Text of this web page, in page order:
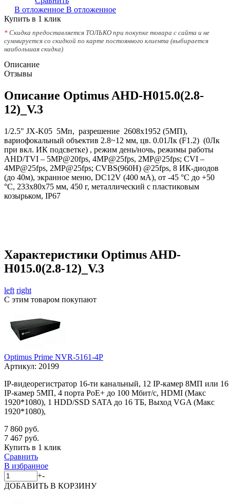
В отложенное В отложенное
Купить в 1 клик
* Скидка предоставляется ТОЛЬКО при покупке товара с сайта и не
суммируется со скидкой по карте постоянного клиента (выбирается
наибольшая скидка)
Описание
Отзывы
Описание Optimus AHD-H015.0(2.8-
12)_V.3
1/2.5" JX-K05 5Мп, разрешение 2608х1952 (5МП),
вариофокальный объектив 2.8~12 мм, цв. 0.01Лк (F1.2) (0Лк
при вкл. ИК подсветке) , режим день/ночь, режимы работы
AHD/TVI – 5MP@20fps, 4MP@25fps, 2МР@25fps; CVI –
4MP@25fps, 2МР@25fps; CVBS(960H) @25fps, 8 ИК-диодов
(до 40м), экранное меню, DC12V (400 мА), от -45 °С до +50
°С, 233х80х75 мм, 450 г, металлический с пластиковым
козырьком, IP67
Характеристики Optimus AHD-
H015.0(2.8-12)_V.3
left right
С этим товаром покупают
Optimus Prime NVR-5161-4P
Артикул: 20199
IP-видеорегистратор 16-ти канальный, 12 IP-камер 8МП или 16
IP-камер 5МП, 4 порта PoE+ до 100 Мбит/с, HDMI (Макс
1920*1080), 1 HDD/SSD SATA до 16 ТБ, Выход VGA (Макс
1920*1080),
7 860 руб.
7 467 руб.
Купить в 1 клик
Сравнить
В избранное
+-
ДОБАВИТЬ В КОРЗИНУ